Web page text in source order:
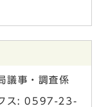
議事・調査係
ス: 0597-23-